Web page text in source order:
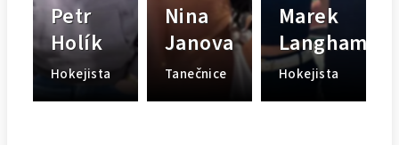
Petr
Holík
Hokejista
Nina
Janova
Tanečnice
Marek
Langhamer
Hokejista